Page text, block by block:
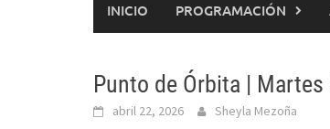
INICIO PROGRAMACIÓN
Punto de Órbita | Martes
abril 22, 2026 Sheyla Mezoña